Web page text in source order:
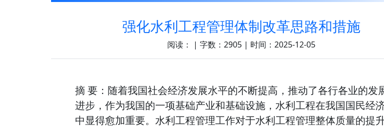
强化水利工程管理体制改革思路和措施
阅读： | 字数：2905 | 时间：2025-12-05
摘 要：随着我国社会经济发展水平的不断提高，推动了各行各业的发
进步，作为我国的一项基础产业和基础设施，水利工程在我国国民经
中显得愈加重要。水利工程管理工作对于水利工程管理整体质量的提